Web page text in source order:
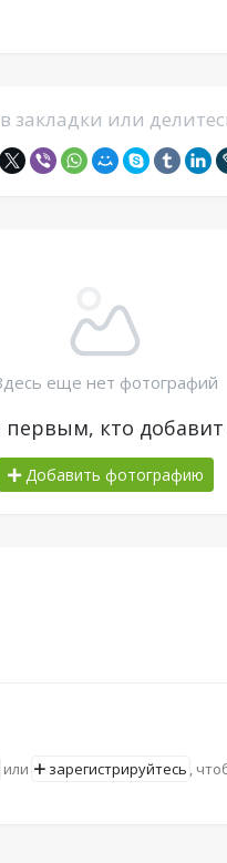
закладки или
еще нет фотографий
первым, кто
Добавить фотографию
или зарегистрируйтесь ,